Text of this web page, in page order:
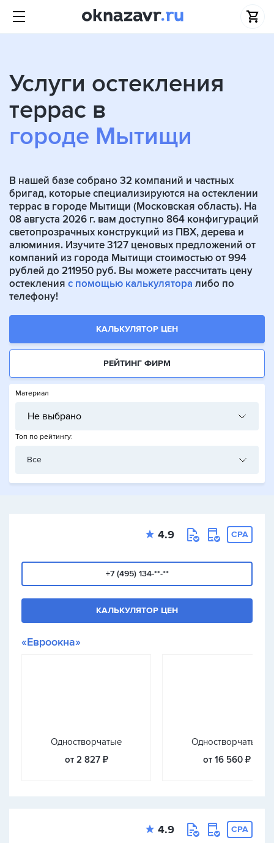
Услуги остекления
террас в
городе Мытищи
В нашей базе собрано 32 компаний и частных
бригад, которые специализируются на остеклении
террас в городе Мытищи (Московская область). На
08 августа 2026 г. вам доступно 864 конфигураций
светопрозрачных конструкций из ПВХ, дерева и
алюминия. Изучите 3127 ценовых предложений от
компаний из города Мытищи стоимостью от 994
рублей до 211950 руб. Вы можете рассчитать цену
остекления с помощью калькулятора либо по
телефону!
КАЛЬКУЛЯТОР ЦЕН
РЕЙТИНГ ФИРМ
Материал
Не выбрано
Топ по рейтингу:
Все
4.9 CPA
+7 (495) 134-**-**
КАЛЬКУЛЯТОР ЦЕН
«Евроокна»
Одностворчатые
от 2 827 ₽
Одностворчатые
от 16 560 ₽
4.9 CPA